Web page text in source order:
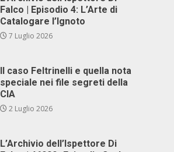
Falco | Episodio 4: L’Arte di
Catalogare l’Ignoto
7 Luglio 2026
Il caso Feltrinelli e quella nota
speciale nei file segreti della
CIA
2 Luglio 2026
L’Archivio dell’Ispettore Di